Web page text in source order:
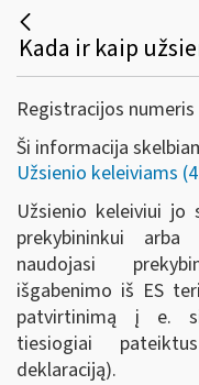
Registracijos numeris
Ši informacija
Užsienio keleiviams
Užsienio keleiviui jo
prekybininkui arba
naudojasi
išgabenimo iš ES
patvirtinimą į e.
tiesiogiai
deklaraciją).